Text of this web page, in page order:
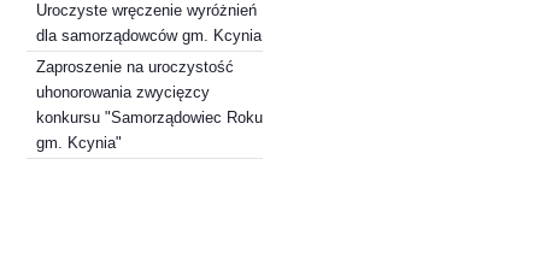
Uroczyste wręczenie wyróżnień
dla samorządowców gm. Kcynia
Zaproszenie na uroczystość
uhonorowania zwycięzcy
konkursu "Samorządowiec Roku
gm. Kcynia"